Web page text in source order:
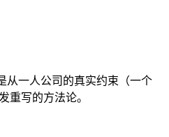
从一人公司的真实约束（一个
重写的方法论。